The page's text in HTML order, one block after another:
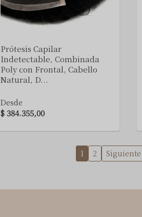
Prótesis Capilar
Indetectable, Combinada
Poly con Frontal, Cabello
Natural, D...
Desde
$ 384.355,00
VER DETALLE
1 2 Siguiente